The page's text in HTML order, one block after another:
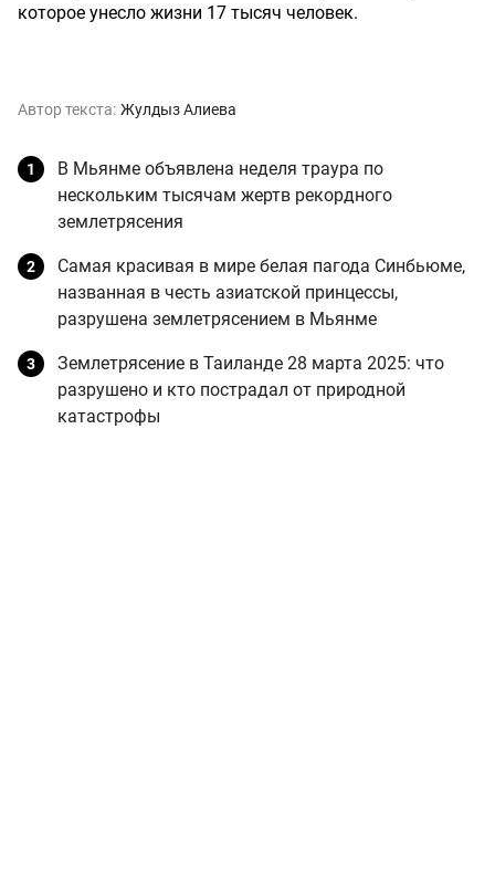
которое унесло жизни 17 тысяч человек.
Автор текста: Жулдыз Алиева
В Мьянме объявлена неделя траура по
нескольким тысячам жертв рекордного
землетрясения
Самая красивая в мире белая пагода Синбьюме,
названная в честь азиатской принцессы,
разрушена землетрясением в Мьянме
Землетрясение в Таиланде 28 марта 2025: что
разрушено и кто пострадал от природной
катастрофы